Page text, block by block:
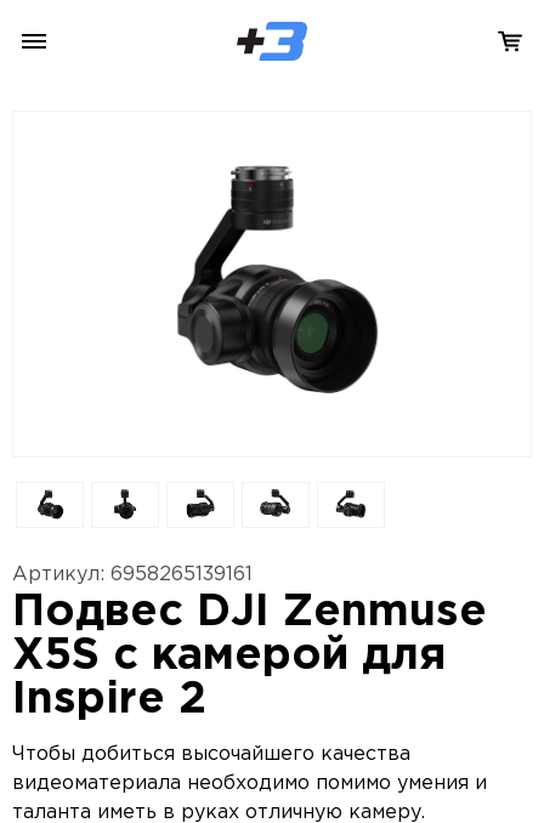
Артикул: 6958265139161
Подвес DJI Zenmuse
X5S с камерой для
Inspire 2
Чтобы добиться высочайшего качества
видеоматериала необходимо помимо умения и
таланта иметь в руках отличную камеру.